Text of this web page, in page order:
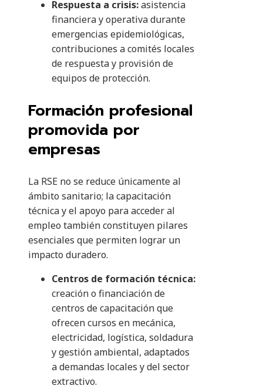
Respuesta a crisis:asistencia
financiera y operativa durante
emergencias epidemiológicas,
contribuciones a comités locales
de respuesta y provisión de
equipos de protección.
Formación profesional
promovida por
empresas
La RSE no se reduce únicamente al
ámbito sanitario; la capacitación
técnica y el apoyo para acceder al
empleo también constituyen pilares
esenciales que permiten lograr un
impacto duradero.
Centros de formación técnica:
creación o financiación de
centros de capacitación que
ofrecen cursos en mecánica,
electricidad, logística, soldadura
y gestión ambiental, adaptados
a demandas locales y del sector
extractivo.